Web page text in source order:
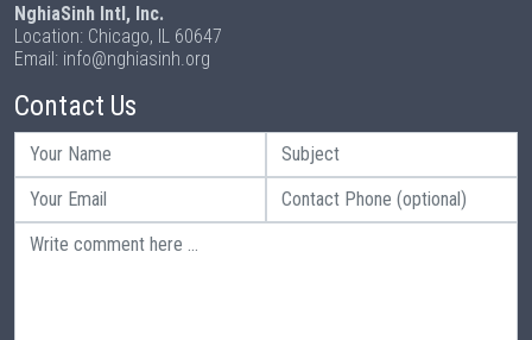
NghiaSinh Intl, Inc.
Location: Chicago, IL 60647
Email: info@nghiasinh.org
Contact Us